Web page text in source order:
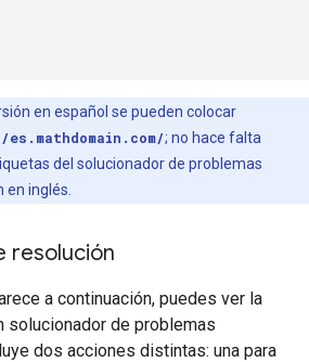
en español se pueden colocar
; no hace falta
del solucionador de problemas
inglés.
resolución
a continuación, puedes ver la
solucionador de problemas
dos acciones distintas: una para